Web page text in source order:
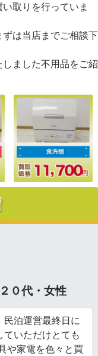
取りを行っていま
は当店までご相談下
ました不用品をご紹
０代・女性
泊運営最終日に
いただけとても
や家電を色々と買